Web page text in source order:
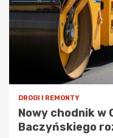
DROGI I REMONTY
Nowy chodnik w
Baczyńskiego